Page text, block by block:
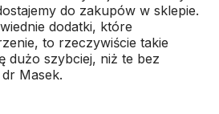
do zakupów w sklepie.
dodatki, które
to rzeczywiście takie
dużo szybciej, niż te bez
Masek.